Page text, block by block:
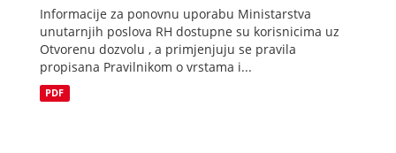
Informacije za ponovnu uporabu Ministarstva
unutarnjih poslova RH dostupne su korisnicima uz
Otvorenu dozvolu , a primjenjuju se pravila
propisana Pravilnikom o vrstama i...
PDF